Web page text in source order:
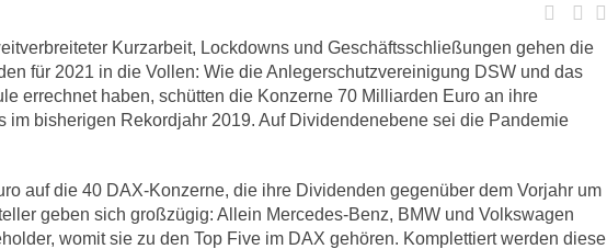
Kurzarbeit, Lockdowns und Geschäftsschließungen gehen die
für 2021 in die Vollen: Wie die Anlegerschutzvereinigung DSW und das
errechnet haben, schütten die Konzerne 70 Milliarden Euro an ihre
im bisherigen Rekordjahr 2019. Auf Dividendenebene sei die Pandemie
auf die 40 DAX-Konzerne, die ihre Dividenden gegenüber dem Vorjahr um
geben sich großzügig: Allein Mercedes-Benz, BMW und Volkswagen
womit sie zu den Top Five im DAX gehören. Komplettiert werden diese